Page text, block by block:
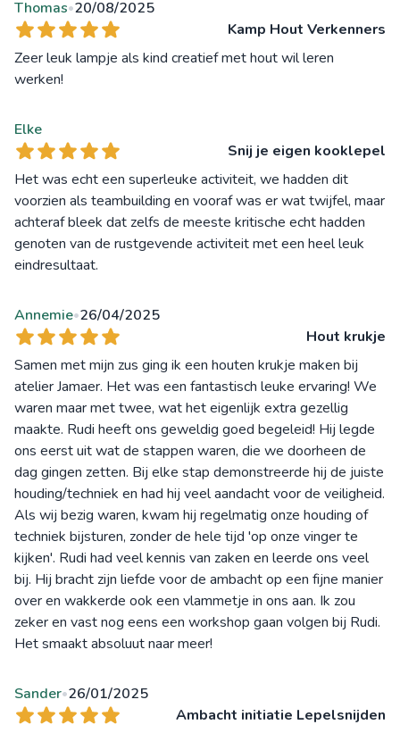
Thomas•20/08/2025
Kamp Hout Verkenners
Zeer leuk lampje als kind creatief met hout wil leren
werken!
Elke
Snij je eigen kooklepel
Het was echt een superleuke activiteit, we hadden dit
voorzien als teambuilding en vooraf was er wat twijfel, maar
achteraf bleek dat zelfs de meeste kritische echt hadden
genoten van de rustgevende activiteit met een heel leuk
eindresultaat.
Annemie•26/04/2025
Hout krukje
Samen met mijn zus ging ik een houten krukje maken bij
atelier Jamaer. Het was een fantastisch leuke ervaring! We
waren maar met twee, wat het eigenlijk extra gezellig
maakte. Rudi heeft ons geweldig goed begeleid! Hij legde
ons eerst uit wat de stappen waren, die we doorheen de
dag gingen zetten. Bij elke stap demonstreerde hij de juiste
houding/techniek en had hij veel aandacht voor de veiligheid.
Als wij bezig waren, kwam hij regelmatig onze houding of
techniek bijsturen, zonder de hele tijd 'op onze vinger te
kijken'. Rudi had veel kennis van zaken en leerde ons veel
bij. Hij bracht zijn liefde voor de ambacht op een fijne manier
over en wakkerde ook een vlammetje in ons aan. Ik zou
zeker en vast nog eens een workshop gaan volgen bij Rudi.
Het smaakt absoluut naar meer!
Sander•26/01/2025
Ambacht initiatie Lepelsnijden